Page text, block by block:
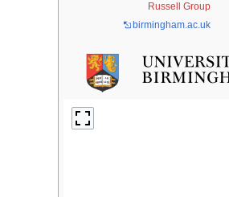
Russell Group
birmingham.ac.uk